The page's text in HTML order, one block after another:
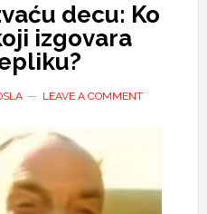
decu: Ko
izgovara
LEAVE A COMMENT